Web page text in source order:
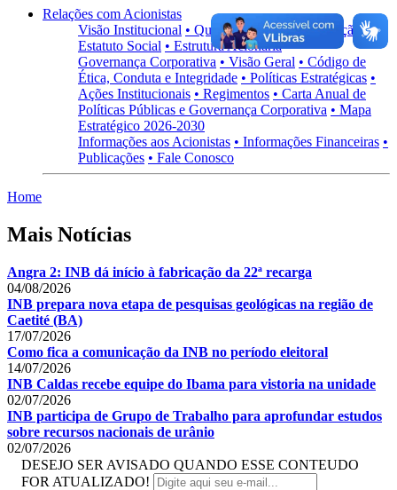
Relações com Acionistas
Visão Institucional • Quem somos • Administração •
Estatuto Social • Estrutura Acionária
Governança Corporativa • Visão Geral • Código de
Ética, Conduta e Integridade • Políticas Estratégicas •
Ações Institucionais • Regimentos • Carta Anual de
Políticas Públicas e Governança Corporativa • Mapa
Estratégico 2026-2030
Informações aos Acionistas • Informações Financeiras •
Publicações • Fale Conosco
Home
Mais Notícias
Angra 2: INB dá início à fabricação da 22ª recarga
04/08/2026
INB prepara nova etapa de pesquisas geológicas na região de
Caetité (BA)
17/07/2026
Como fica a comunicação da INB no período eleitoral
14/07/2026
INB Caldas recebe equipe do Ibama para vistoria na unidade
02/07/2026
INB participa de Grupo de Trabalho para aprofundar estudos
sobre recursos nacionais de urânio
02/07/2026
DESEJO SER AVISADO QUANDO ESSE CONTEUDO
FOR ATUALIZADO!